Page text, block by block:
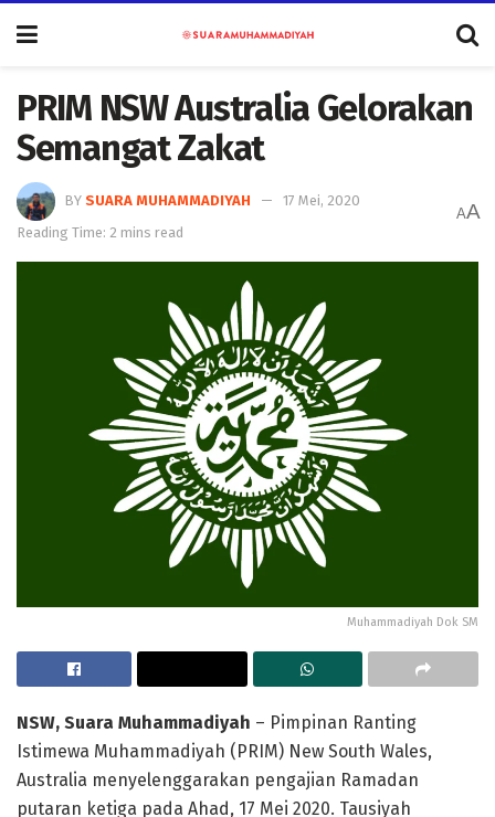
PRIM NSW Australia Gelorakan
Semangat Zakat
BY SUARA MUHAMMADIYAH
17 Mei, 2020
Reading Time: 2 mins read
AA
Muhammadiyah Dok SM
NSW, Suara Muhammadiyah – Pimpinan Ranting
Istimewa Muhammadiyah (PRIM) New South Wales,
Australia menyelenggarakan pengajian Ramadan
putaran ketiga pada Ahad, 17 Mei 2020. Tausiyah